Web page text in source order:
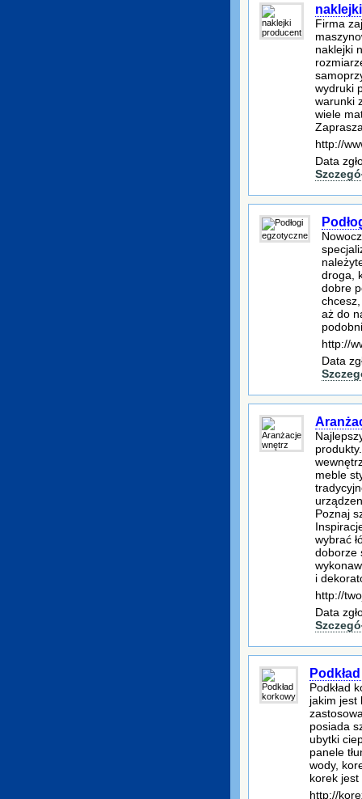
Firma
naklejki
wydruki
warunki
wiele
http://
Data
droga,
dobre
aż do
http://
Data
meble
Poznaj
wybrać
doborze
i
http://
Data
Podkład
jakim jest
posiada
ubytki
panele
wody,
korek
http://